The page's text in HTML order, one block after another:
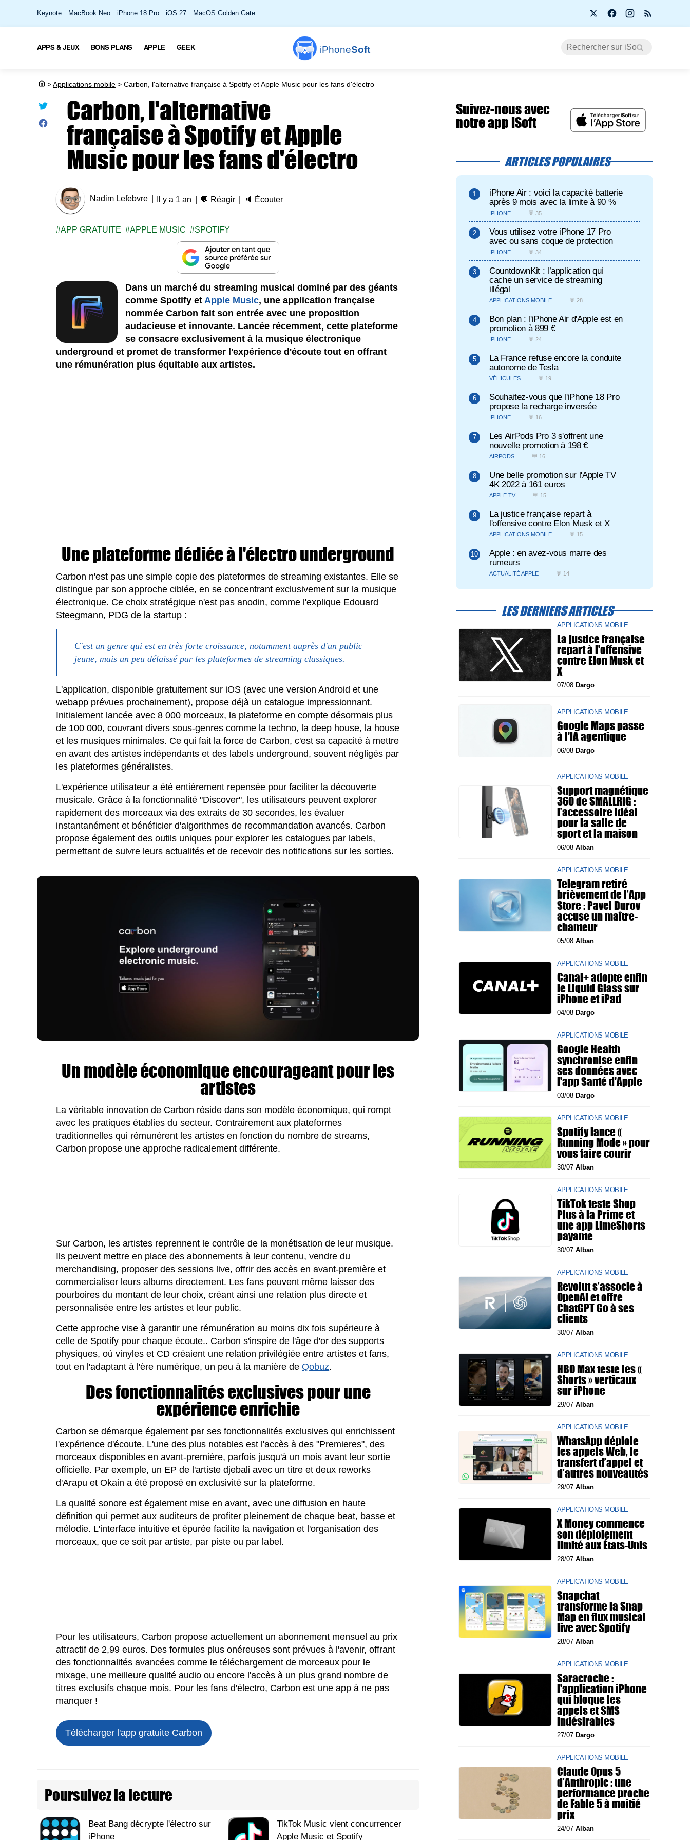
Keynote MacBook Neo iPhone 18 Pro iOS 27 MacOS Golden Gate
iPhoneSoft
APPS & JEUX BONS PLANS APPLE GEEK
>Applications mobile > Carbon, l'alternative française à Spotify et Apple Music pour les fans d'électro
Carbon, l'alternative
française à Spotify et Apple
Music pour les fans d'électro
Nadim Lefebvre Il y a 1 an 💬 Réagir 🔈 Écouter
APP GRATUITE APPLE MUSIC SPOTIFY
Dans un marché du streaming musical dominé par des géants
comme Spotify et Apple Music, une application française
nommée Carbon fait son entrée avec une proposition
audacieuse et innovante. Lancée récemment, cette plateforme
se consacre exclusivement à la musique électronique
underground et promet de transformer l'expérience d'écoute tout en offrant
une rémunération plus équitable aux artistes.
Une plateforme dédiée à l'électro underground
Carbon n'est pas une simple copie des plateformes de streaming existantes. Elle se
distingue par son approche ciblée, en se concentrant exclusivement sur la musique
électronique. Ce choix stratégique n'est pas anodin, comme l'explique Edouard
Steegmann, PDG de la startup :
C'est un genre qui est en très forte croissance, notamment auprès d'un public
jeune, mais un peu délaissé par les plateformes de streaming classiques.
L'application, disponible gratuitement sur iOS (avec une version Android et une
webapp prévues prochainement), propose déjà un catalogue impressionnant.
Initialement lancée avec 8 000 morceaux, la plateforme en compte désormais plus
de 100 000, couvrant divers sous-genres comme la techno, la deep house, la house
et les musiques minimales. Ce qui fait la force de Carbon, c'est sa capacité à mettre
en avant des artistes indépendants et des labels underground, souvent négligés par
les plateformes généralistes.
L'expérience utilisateur a été entièrement repensée pour faciliter la découverte
musicale. Grâce à la fonctionnalité "Discover", les utilisateurs peuvent explorer
rapidement des morceaux via des extraits de 30 secondes, les évaluer
instantanément et bénéficier d'algorithmes de recommandation avancés. Carbon
propose également des outils uniques pour explorer les catalogues par labels,
permettant de suivre leurs actualités et de recevoir des notifications sur les sorties.
Un modèle économique encourageant pour les
artistes
La véritable innovation de Carbon réside dans son modèle économique, qui rompt
avec les pratiques établies du secteur. Contrairement aux plateformes
traditionnelles qui rémunèrent les artistes en fonction du nombre de streams,
Carbon propose une approche radicalement différente.
Sur Carbon, les artistes reprennent le contrôle de la monétisation de leur musique.
Ils peuvent mettre en place des abonnements à leur contenu, vendre du
merchandising, proposer des sessions live, offrir des accès en avant-première et
commercialiser leurs albums directement. Les fans peuvent même laisser des
pourboires du montant de leur choix, créant ainsi une relation plus directe et
personnalisée entre les artistes et leur public.
Cette approche vise à garantir une rémunération au moins dix fois supérieure à
celle de Spotify pour chaque écoute.. Carbon s'inspire de l'âge d'or des supports
physiques, où vinyles et CD créaient une relation privilégiée entre artistes et fans,
tout en l'adaptant à l'ère numérique, un peu à la manière deQobuz.
Des fonctionnalités exclusives pour une
expérience enrichie
Carbon se démarque également par ses fonctionnalités exclusives qui enrichissent
l'expérience d'écoute. L'une des plus notables est l'accès à des "Premieres", des
morceaux disponibles en avant-première, parfois jusqu'à un mois avant leur sortie
officielle. Par exemple, un EP de l'artiste djebali avec un titre et deux reworks
d'Arapu et Okain a été proposé en exclusivité sur la plateforme.
La qualité sonore est également mise en avant, avec une diffusion en haute
définition qui permet aux auditeurs de profiter pleinement de chaque beat, basse et
mélodie. L'interface intuitive et épurée facilite la navigation et l'organisation des
morceaux, que ce soit par artiste, par piste ou par label.
Pour les utilisateurs, Carbon propose actuellement un abonnement mensuel au prix
attractif de 2,99 euros. Des formules plus onéreuses sont prévues à l'avenir, offrant
des fonctionnalités avancées comme le téléchargement de morceaux pour le
mixage, une meilleure qualité audio ou encore l'accès à un plus grand nombre de
titres exclusifs chaque mois. Pour les fans d'électro, Carbon est une app à ne pas
manquer !
Télécharger l'app gratuite Carbon
Poursuivez la lecture
Beat Bang décrypte l'électro sur
iPhone
TikTok Music vient concurrencer
Apple Music et Spotify
Suivez-nous avec
notre app iSoft
ARTICLES POPULAIRES
iPhone Air : voici la capacité batterie
après 9 mois avec la limite à 90 %
IPHONE 💬 35
Vous utilisez votre iPhone 17 Pro
avec ou sans coque de protection
IPHONE 💬 34
CountdownKit : l’application qui
cache un service de streaming
illégal
APPLICATIONS MOBILE 💬 28
Bon plan : l'iPhone Air d'Apple est en
promotion à 899 €
IPHONE 💬 24
La France refuse encore la conduite
autonome de Tesla
VÉHICULES 💬 19
Souhaitez-vous que l'iPhone 18 Pro
propose la recharge inversée
IPHONE 💬 16
Les AirPods Pro 3 s'offrent une
nouvelle promotion à 198 €
AIRPODS 💬 16
Une belle promotion sur l'Apple TV
4K 2022 à 161 euros
APPLE TV 💬 15
La justice française repart à
l'offensive contre Elon Musk et X
APPLICATIONS MOBILE 💬 15
Apple : en avez-vous marre des
rumeurs
ACTUALITÉ APPLE 💬 14
LES DERNIERS ARTICLES
APPLICATIONS MOBILE
La justice française
repart à l'offensive
contre Elon Musk et
X
07/08 Dargo
APPLICATIONS MOBILE
Google Maps passe
à l'IA agentique
06/08 Dargo
APPLICATIONS MOBILE
Support magnétique
360 de SMALLRIG :
l’accessoire idéal
pour la salle de
sport et la maison
06/08 Alban
APPLICATIONS MOBILE
Telegram retiré
brièvement de l’App
Store : Pavel Durov
accuse un maître-
chanteur
05/08 Alban
APPLICATIONS MOBILE
Canal+ adopte enfin
le Liquid Glass sur
iPhone et iPad
04/08 Dargo
APPLICATIONS MOBILE
Google Health
synchronise enfin
ses données avec
l'app Santé d'Apple
03/08 Dargo
APPLICATIONS MOBILE
Spotify lance «
Running Mode » pour
vous faire courir
30/07 Alban
APPLICATIONS MOBILE
TikTok teste Shop
Plus à la Prime et
une app LimeShorts
payante
30/07 Alban
APPLICATIONS MOBILE
Revolut s’associe à
OpenAI et offre
ChatGPT Go à ses
clients
30/07 Alban
APPLICATIONS MOBILE
HBO Max teste les «
Shorts » verticaux
sur iPhone
29/07 Alban
APPLICATIONS MOBILE
WhatsApp déploie
les appels Web, le
transfert d’appel et
d’autres nouveautés
29/07 Alban
APPLICATIONS MOBILE
X Money commence
son déploiement
limité aux États-Unis
28/07 Alban
APPLICATIONS MOBILE
Snapchat
transforme la Snap
Map en flux musical
live avec Spotify
28/07 Alban
APPLICATIONS MOBILE
Saracroche :
l'application iPhone
qui bloque les
appels et SMS
indésirables
27/07 Dargo
APPLICATIONS MOBILE
Claude Opus 5
d’Anthropic : une
performance proche
de Fable 5 à moitié
prix
24/07 Alban